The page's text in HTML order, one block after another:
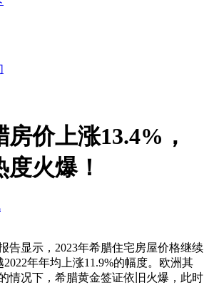
房价上涨13.4%，
火爆！
告显示，2023年希腊住宅房屋价格继续
2022年年均上涨11.9%的幅度。欧洲其
情况下，希腊黄金签证依旧火爆，此时